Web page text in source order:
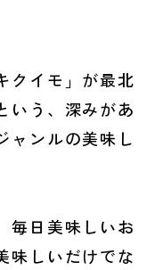
クイモ」が最北
いう、深みがあ
ャンルの美味し
毎日美味しいお
味しいだけでな